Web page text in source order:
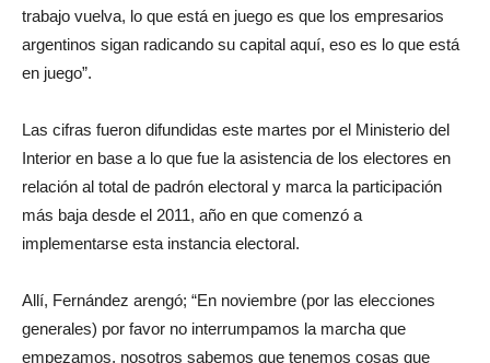
trabajo vuelva, lo que está en juego es que los empresarios
argentinos sigan radicando su capital aquí, eso es lo que está
en juego”.
Las cifras fueron difundidas este martes por el Ministerio del
Interior en base a lo que fue la asistencia de los electores en
relación al total de padrón electoral y marca la participación
más baja desde el 2011, año en que comenzó a
implementarse esta instancia electoral.
Allí, Fernández arengó; “En noviembre (por las elecciones
generales) por favor no interrumpamos la marcha que
empezamos, nosotros sabemos que tenemos cosas que